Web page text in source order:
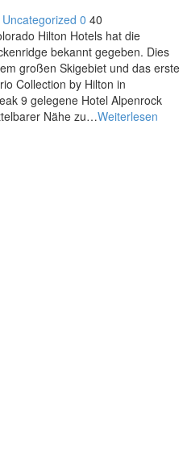
Uncategorized 0 40
Hilton Hotels hat die
bekannt gegeben. Dies
großen Skigebiet und das erste
Collection by Hilton in
9 gelegene Hotel Alpenrock
Nähe zu…Weiterlesen